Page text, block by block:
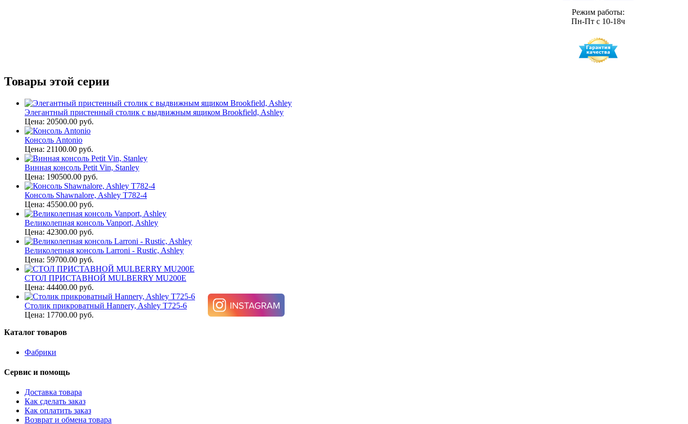
Режим работы:
Пн-Пт с 10-18ч
Товары этой серии
Элегантный пристенный столик с выдвижным ящиком Brookfield, Ashley
Цена: 20500.00 руб.
Консоль Antonio
Цена: 21100.00 руб.
Винная консоль Petit Vin, Stanley
Цена: 190500.00 руб.
Консоль Shawnalore, Ashley T782-4
Цена: 45500.00 руб.
Великолепная консоль Vanport, Ashley
Цена: 42300.00 руб.
Великолепная консоль Larroni - Rustic, Ashley
Цена: 59700.00 руб.
СТОЛ ПРИСТАВНОЙ MULBERRY MU200E
Цена: 44400.00 руб.
Столик прикроватный Hannery, Ashley T725-6
Цена: 17700.00 руб.
Каталог товаров
Фабрики
Сервис и помощь
Доставка товара
Как сделать заказ
Как оплатить заказ
Возврат и обмена товара